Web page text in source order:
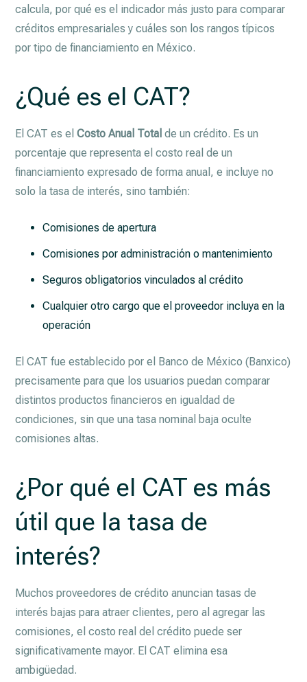
calcula, por qué es el indicador más justo para comparar
créditos empresariales y cuáles son los rangos típicos
por tipo de financiamiento en México.
¿Qué es el CAT?
El CAT es elCosto Anual Total de un crédito. Es un
porcentaje que representa el costo real de un
financiamiento expresado de forma anual, e incluye no
solo la tasa de interés, sino también:
Comisiones de apertura
Comisiones por administración o mantenimiento
Seguros obligatorios vinculados al crédito
Cualquier otro cargo que el proveedor incluya en la
operación
El CAT fue establecido por el Banco de México (Banxico)
precisamente para que los usuarios puedan comparar
distintos productos financieros en igualdad de
condiciones, sin que una tasa nominal baja oculte
comisiones altas.
¿Por qué el CAT es más
útil que la tasa de
interés?
Muchos proveedores de crédito anuncian tasas de
interés bajas para atraer clientes, pero al agregar las
comisiones, el costo real del crédito puede ser
significativamente mayor. El CAT elimina esa
ambigüedad.